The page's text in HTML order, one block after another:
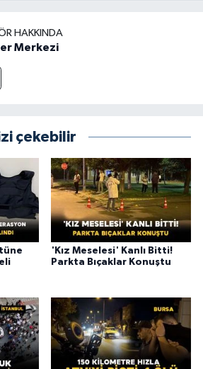
HAKKINDA
Merkezi
çekebilir
'Kız Meselesi' Kanlı Bitti!
Parkta Bıçaklar Konuştu